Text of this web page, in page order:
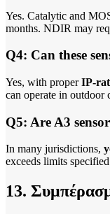
Yes. Catalytic and
months. NDIR may
Q4: Can these
Yes, with proper IP-
can operate in outdoor
Q5: Are A3
In many jurisdictions,
exceeds limits
13.